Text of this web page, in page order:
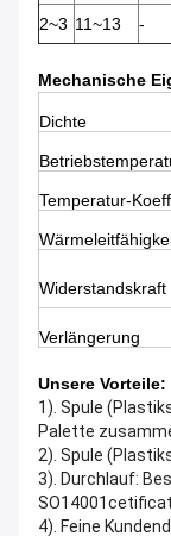
2~3 11~13 -
Mechanische
Dichte
Temperatur-
Widerstandskraft
Verlängerung
Unsere Vorteile:
1). Spule
Palette
2). Spule
3). Durchlauf:
4). Feine